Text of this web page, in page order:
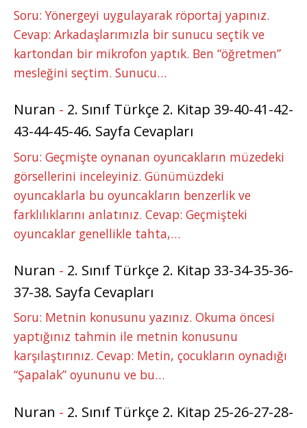
Soru: Yönergeyi uygulayarak röportaj yapınız.
Cevap: Arkadaşlarımızla bir sunucu seçtik ve
kartondan bir mikrofon yaptık. Ben “öğretmen”
mesleğini seçtim. Sunucu…
Nuran - 2. Sınıf Türkçe 2. Kitap 39-40-41-42-
43-44-45-46. Sayfa Cevapları
Soru: Geçmişte oynanan oyuncakların müzedeki
görsellerini inceleyiniz. Günümüzdeki
oyuncaklarla bu oyuncakların benzerlik ve
farklılıklarını anlatınız. Cevap: Geçmişteki
oyuncaklar genellikle tahta,…
Nuran - 2. Sınıf Türkçe 2. Kitap 33-34-35-36-
37-38. Sayfa Cevapları
Soru: Metnin konusunu yazınız. Okuma öncesi
yaptığınız tahmin ile metnin konusunu
karşılaştırınız. Cevap: Metin, çocukların oynadığı
“Şapalak” oyununu ve bu…
Nuran - 2. Sınıf Türkçe 2. Kitap 25-26-27-28-